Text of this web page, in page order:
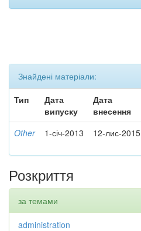
Знайдені матеріали:
Тип
Дата
випуску
Дата
внесення
Other 1-січ-2013 12-лис-2015
Розкриття
за темами
administration